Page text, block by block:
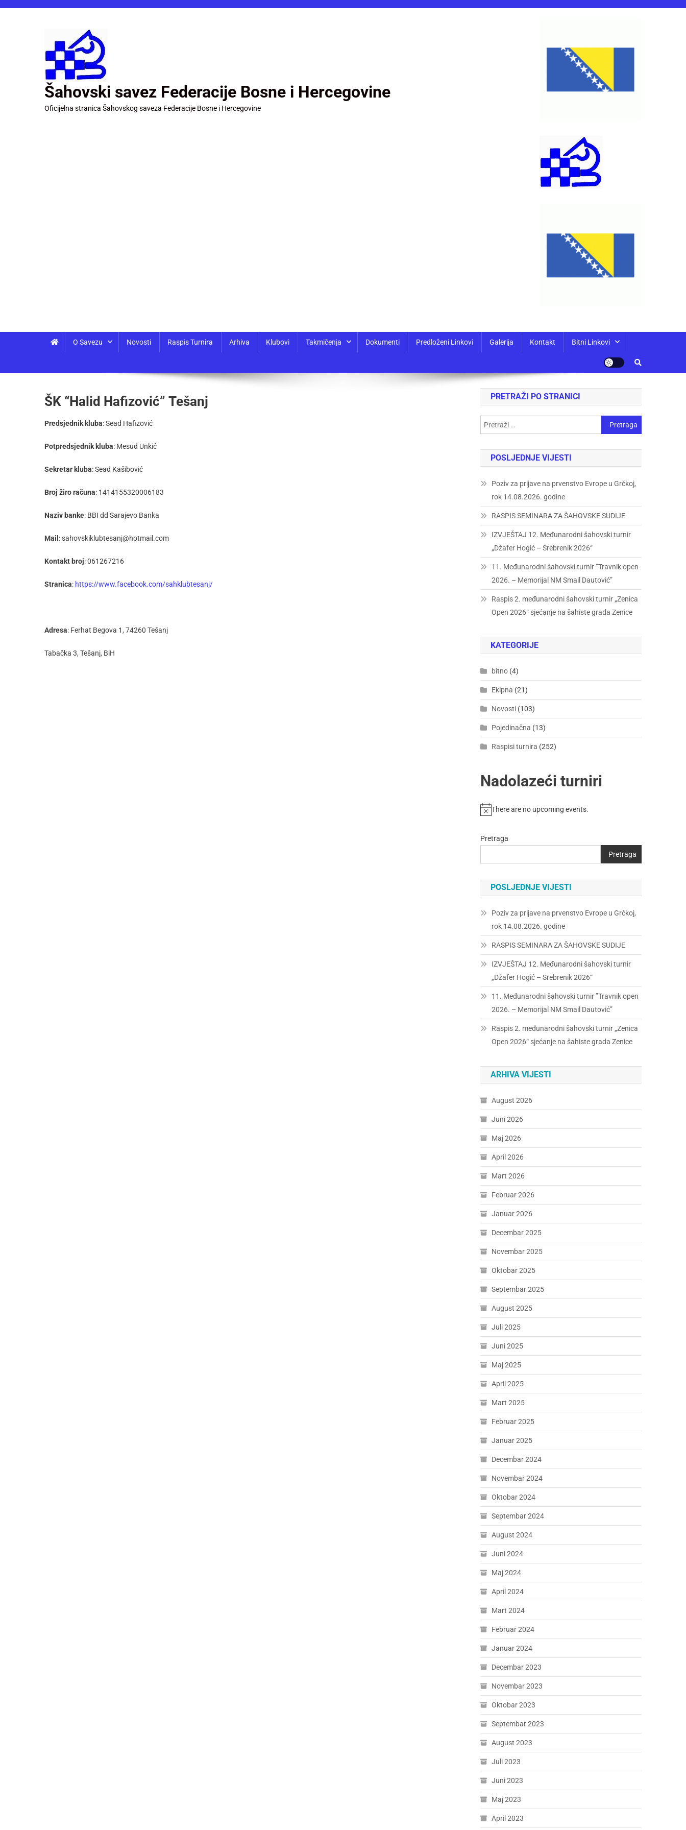
Šahovski savez Federacije Bosne i Hercegovine
Oficijelna stranica Šahovskog saveza Federacije Bosne i Hercegovine
O Savezu Novosti Raspis Turnira Arhiva Klubovi Takmičenja Dokumenti Predloženi Linkovi Galerija Kontakt Bitni Linkovi
ŠK “Halid Hafizović” Tešanj
Predsjednik kluba: Sead Hafizović
Potpredsjednik kluba: Mesud Unkić
Sekretar kluba: Sead Kašibović
Broj žiro računa: 1414155320006183
Naziv banke: BBI dd Sarajevo Banka
Mail : sahovskiklubtesanj@hotmail.com
Kontakt broj: 061267216
Stranica: https://www.facebook.com/sahklubtesanj/
Adresa: Ferhat Begova 1, 74260 Tešanj
Tabačka 3, Tešanj, BiH
PRETRAŽI PO STRANICI
POSLJEDNJE VIJESTI
Poziv za prijave na prvenstvo Evrope u Grčkoj,
rok 14.08.2026. godine
RASPIS SEMINARA ZA ŠAHOVSKE SUDIJE
IZVJEŠTAJ 12. Međunarodni šahovski turnir
„Džafer Hogić – Srebrenik 2026“
11. Međunarodni šahovski turnir ”Travnik open
2026. – Memorijal NM Smail Dautović”
Raspis 2. međunarodni šahovski turnir „Zenica
Open 2026“ sjećanje na šahiste grada Zenice
KATEGORIJE
bitno (4)
Ekipna (21)
Novosti (103)
Pojedinačna (13)
Raspisi turnira (252)
Nadolazeći turniri
There are no upcoming events.
Pretraga
Pretraga
POSLJEDNJE VIJESTI
Poziv za prijave na prvenstvo Evrope u Grčkoj,
rok 14.08.2026. godine
RASPIS SEMINARA ZA ŠAHOVSKE SUDIJE
IZVJEŠTAJ 12. Međunarodni šahovski turnir
„Džafer Hogić – Srebrenik 2026“
11. Međunarodni šahovski turnir ”Travnik open
2026. – Memorijal NM Smail Dautović”
Raspis 2. međunarodni šahovski turnir „Zenica
Open 2026“ sjećanje na šahiste grada Zenice
ARHIVA VIJESTI
August 2026
Juni 2026
Maj 2026
April 2026
Mart 2026
Februar 2026
Januar 2026
Decembar 2025
Novembar 2025
Oktobar 2025
Septembar 2025
August 2025
Juli 2025
Juni 2025
Maj 2025
April 2025
Mart 2025
Februar 2025
Januar 2025
Decembar 2024
Novembar 2024
Oktobar 2024
Septembar 2024
August 2024
Juni 2024
Maj 2024
April 2024
Mart 2024
Februar 2024
Januar 2024
Decembar 2023
Novembar 2023
Oktobar 2023
Septembar 2023
August 2023
Juli 2023
Juni 2023
Maj 2023
April 2023